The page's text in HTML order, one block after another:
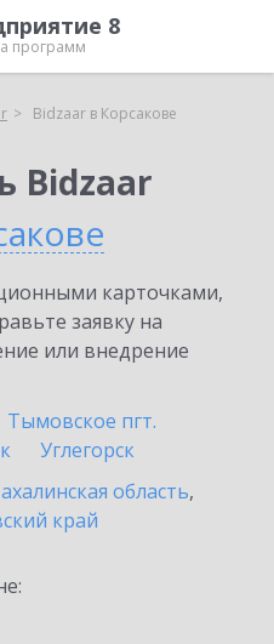
8
программ
Bidzaar в Корсакове
Bidzaar
карточками,
заявку на
или внедрение
Тымовское пгт.
Углегорск
область,
край